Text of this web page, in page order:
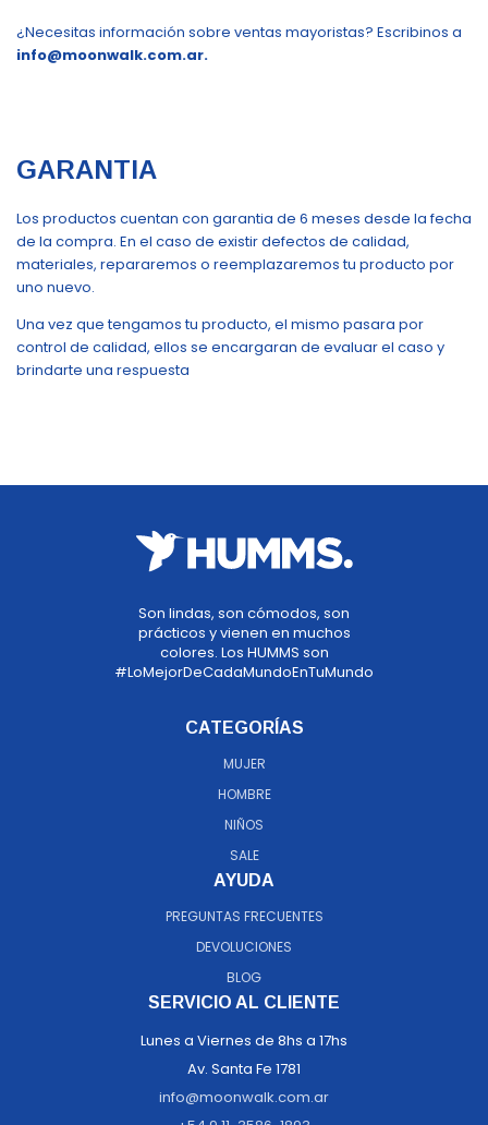
¿Necesitas información sobre ventas mayoristas? Escribinos a
info@moonwalk.com.ar.
GARANTIA
Los productos cuentan con garantia de 6 meses desde la fecha
de la compra. En el caso de existir defectos de calidad,
materiales, repararemos o reemplazaremos tu producto por
uno nuevo.
Una vez que tengamos tu producto, el mismo pasara por
control de calidad, ellos se encargaran de evaluar el caso y
brindarte una respuesta
Son lindas, son cómodos, son
prácticos y vienen en muchos
colores. Los HUMMS son
#LoMejorDeCadaMundoEnTuMundo
CATEGORÍAS
MUJER
HOMBRE
NIÑOS
SALE
AYUDA
PREGUNTAS FRECUENTES
DEVOLUCIONES
BLOG
SERVICIO AL CLIENTE
Lunes a Viernes de 8hs a 17hs
Av. Santa Fe 1781
info@moonwalk.com.ar